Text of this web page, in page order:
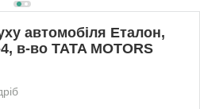
автомобіля Еталон,
в-во TATA MOTORS